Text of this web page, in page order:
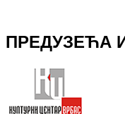
ПРЕДУЗЕЋА